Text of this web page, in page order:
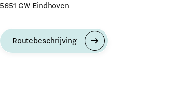
5651 GW Eindhoven
Routebeschrijving